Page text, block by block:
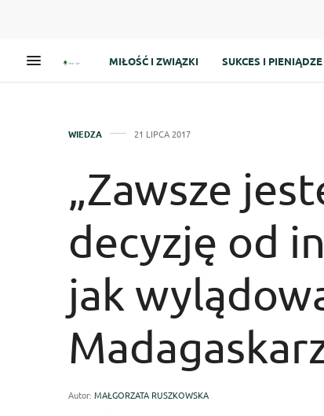
MIŁOŚĆ I ZWIĄZKI SUKCES I PIENIĄDZE
WIEDZA 21 LIPCA 2017
„Zawsze
decyzję od
jak
Autor: MAŁGORZATA RUSZKOWSKA